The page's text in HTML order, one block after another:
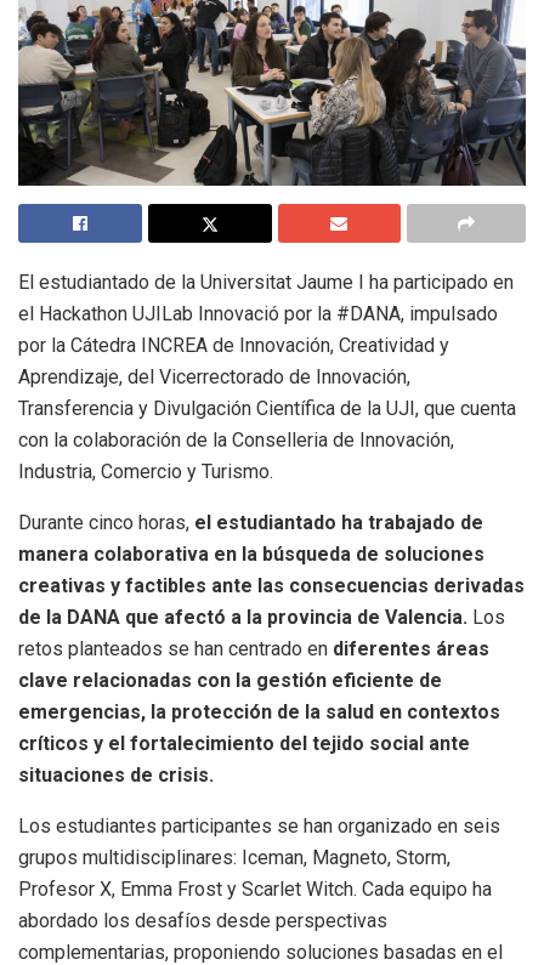
El estudiantado de la Universitat Jaume I ha participado en
el Hackathon UJILab Innovació por la #DANA, impulsado
por la Cátedra INCREA de Innovación, Creatividad y
Aprendizaje, del Vicerrectorado de Innovación,
Transferencia y Divulgación Científica de la UJI, que cuenta
con la colaboración de la Conselleria de Innovación,
Industria, Comercio y Turismo.
Durante cinco horas, el estudiantado ha trabajado de
manera colaborativa en la búsqueda de soluciones
creativas y factibles ante las consecuencias derivadas
de la DANA que afectó a la provincia de Valencia. Los
retos planteados se han centrado en diferentes áreas
clave relacionadas con la gestión eficiente de
emergencias, la protección de la salud en contextos
críticos y el fortalecimiento del tejido social ante
situaciones de crisis.
Los estudiantes participantes se han organizado en seis
grupos multidisciplinares: Iceman, Magneto, Storm,
Profesor X, Emma Frost y Scarlet Witch. Cada equipo ha
abordado los desafíos desde perspectivas
complementarias, proponiendo soluciones basadas en el